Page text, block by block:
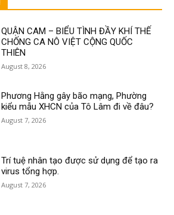
QUẬN CAM – BIỂU TÌNH ĐẦY KHÍ THẾ
CHỐNG CA NÔ VIỆT CỘNG QUỐC
THIÊN
August 8, 2026
Phương Hằng gây bão mạng, Phường
kiểu mẫu XHCN của Tô Lâm đi về đâu?
August 7, 2026
Trí tuệ nhân tạo được sử dụng để tạo ra
virus tổng hợp.
August 7, 2026